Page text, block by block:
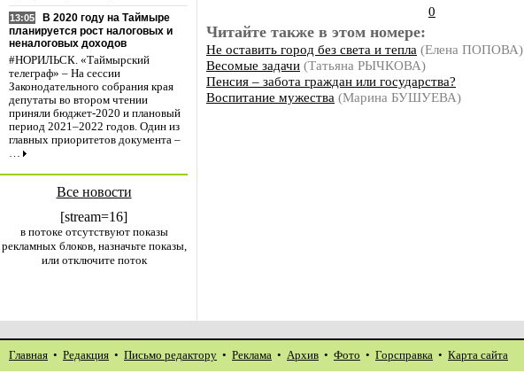
13:05
В 2020 году на Таймыре
планируется рост налоговых и
неналоговых доходов
#НОРИЛЬСК. «Таймырский
телеграф» – На сессии
Законодательного собрания края
депутаты во втором чтении
приняли бюджет-2020 и плановый
период 2021–2022 годов. Один из
главных приоритетов документа –
…
Все новости
[stream=16]
в потоке отсутствуют показы
рекламных блоков, назначьте показы,
или отключите поток
0
Читайте также в этом номере:
Не оставить город без света и тепла (Елена ПОПОВА)
Весомые задачи (Татьяна РЫЧКОВА)
Пенсия – забота граждан или государства?
Воспитание мужества (Марина БУШУЕВА)
Главная • Редакция • Письмо редактору • Реклама • Архив • Фото • Горсправка • Карта сайта